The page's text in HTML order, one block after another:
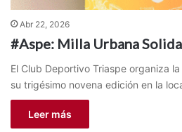
Abr 22, 2026
#Aspe: Milla Urbana
El Club Deportivo Triaspe organiza
su trigésimo novena edición en la
Leer más